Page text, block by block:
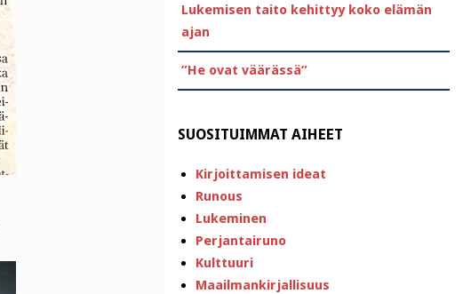
Lukemisen taito kehittyy koko elämän
ajan
”He ovat väärässä”
SUOSITUIMMAT AIHEET
Kirjoittamisen ideat
Runous
Lukeminen
Perjantairuno
Kulttuuri
Maailmankirjallisuus